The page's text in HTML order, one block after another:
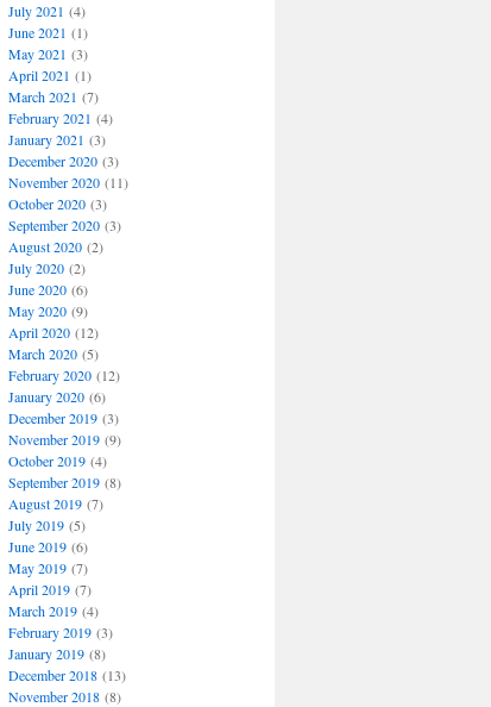
July 2021 (4)
June 2021 (1)
May 2021 (3)
April 2021 (1)
March 2021 (7)
February 2021 (4)
January 2021 (3)
December 2020(3)
November 2020(11)
October 2020(3)
September 2020(3)
August 2020(2)
July 2020(2)
June 2020(6)
May 2020(9)
April 2020(12)
March 2020(5)
February 2020(12)
January 2020(6)
December 2019(3)
November 2019(9)
October 2019(4)
September 2019(8)
August 2019(7)
July 2019(5)
June 2019(6)
May 2019(7)
April 2019(7)
March 2019(4)
February 2019(3)
January 2019(8)
December 2018(13)
November 2018(8)